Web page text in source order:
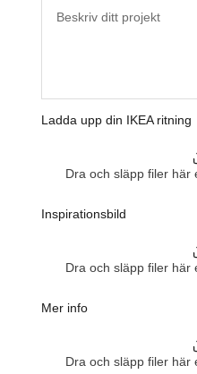
Ladda upp din IKEA ritning
Dra och släpp filer här
Inspirationsbild
Dra och släpp filer här
Mer info
Dra och släpp filer här